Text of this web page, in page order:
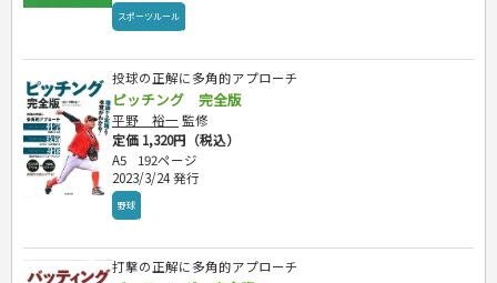
スポーツルール
投球の正解に多角的アプローチ
ピッチング 完全版
平野 裕一 監修
定価 1,320円（税込）
A5
192ページ
2023/3/24 発行
野球
打撃の正解に多角的アプローチ